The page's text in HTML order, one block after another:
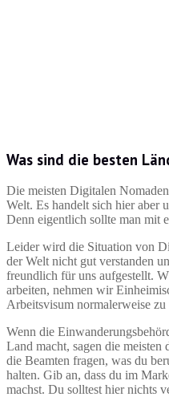
Was sind die besten
Die meisten Digitalen
Welt. Es handelt sich hier aber
Denn eigentlich sollte man mit
Leider wird die Situation von
der Welt nicht gut verstanden
freundlich für uns aufgestellt.
arbeiten, nehmen wir
Arbeitsvisum normalerweise
Wenn die
Land macht, sagen die meisten
die Beamten fragen, was du
halten. Gib an, dass du im
machst. Du solltest hier nichts